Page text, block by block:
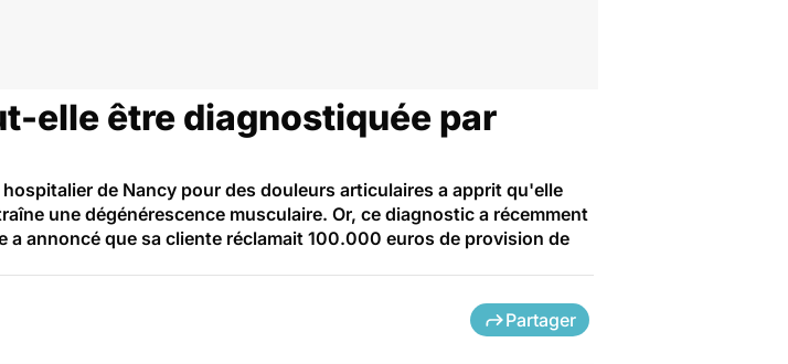
elle être diagnostiquée par
de Nancy pour des douleurs articulaires a apprit qu'elle
une dégénérescence musculaire. Or, ce diagnostic a récemment
a annoncé que sa cliente réclamait 100.000 euros de provision de
Partager